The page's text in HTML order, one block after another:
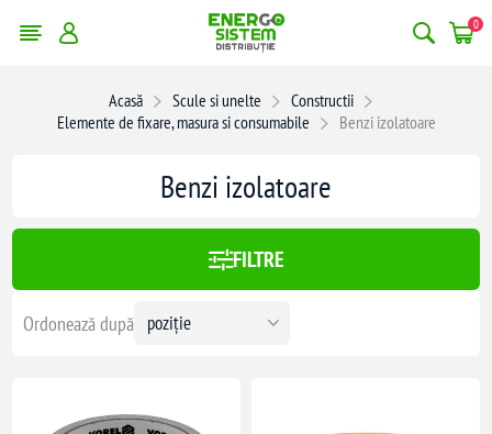
0
Acasă Scule si unelte
Constructii
Elemente de fixare, masura si consumabile
Benzi izolatoare
filtrele
Benzi izolatoare
FILTRE
Ordonează după